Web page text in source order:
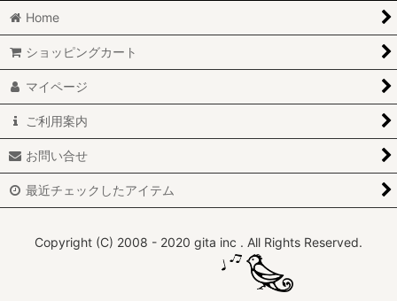
Home
ショッピングカート
マイページ
ご利用案内
お問い合せ
最近チェックしたアイテム
Copyright (C) 2008 - 2020 gita inc . All Rights Reserved.